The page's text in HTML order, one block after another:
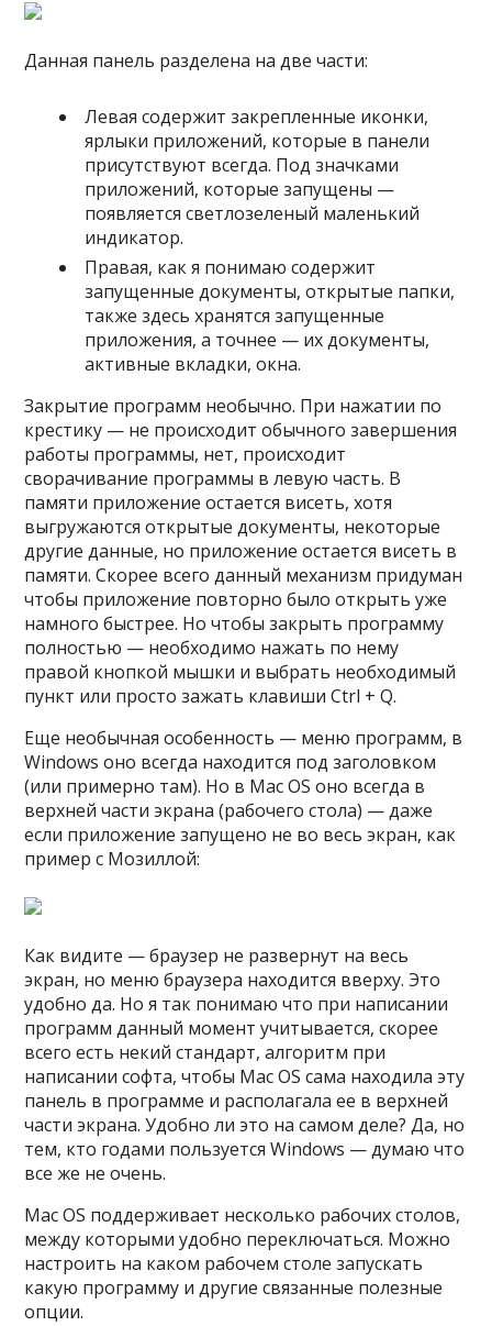
Данная панель разделена на две части:
Левая содержит закрепленные иконки,
ярлыки приложений, которые в панели
присутствуют всегда. Под значками
приложений, которые запущены —
появляется светлозеленый маленький
индикатор.
Правая, как я понимаю содержит
запущенные документы, открытые папки,
также здесь хранятся запущенные
приложения, а точнее — их документы,
активные вкладки, окна.
Закрытие программ необычно. При нажатии по
крестику — не происходит обычного завершения
работы программы, нет, происходит
сворачивание программы в левую часть. В
памяти приложение остается висеть, хотя
выгружаются открытые документы, некоторые
другие данные, но приложение остается висеть в
памяти. Скорее всего данный механизм придуман
чтобы приложение повторно было открыть уже
намного быстрее. Но чтобы закрыть программу
полностью — необходимо нажать по нему
правой кнопкой мышки и выбрать необходимый
пункт или просто зажать клавиши Ctrl + Q.
Еще необычная особенность — меню программ, в
Windows оно всегда находится под заголовком
(или примерно там). Но в Mac OS оно всегда в
верхней части экрана (рабочего стола) — даже
если приложение запущено не во весь экран, как
пример с Мозиллой:
Как видите — браузер не развернут на весь
экран, но меню браузера находится вверху. Это
удобно да. Но я так понимаю что при написании
программ данный момент учитывается, скорее
всего есть некий стандарт, алгоритм при
написании софта, чтобы Mac OS сама находила эту
панель в программе и располагала ее в верхней
части экрана. Удобно ли это на самом деле? Да, но
тем, кто годами пользуется Windows — думаю что
все же не очень.
Mac OS поддерживает несколько рабочих столов,
между которыми удобно переключаться. Можно
настроить на каком рабочем столе запускать
какую программу и другие связанные полезные
опции.